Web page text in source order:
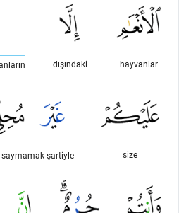
hayvanlar
dışındaki
size
şartiyle